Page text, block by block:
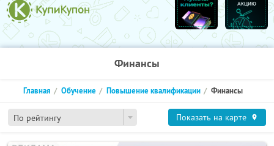
Финансы
По рейтингу
Главная Обучение Повышение квалификации Финансы
Показать на карте